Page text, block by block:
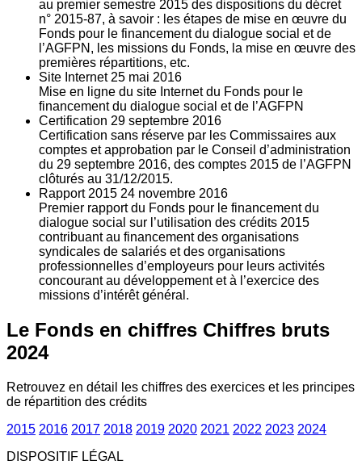
au premier semestre 2015 des dispositions du décret
n° 2015-87, à savoir : les étapes de mise en œuvre du
Fonds pour le financement du dialogue social et de
l’AGFPN, les missions du Fonds, la mise en œuvre des
premières répartitions, etc.
Site Internet 25 mai 2016
Mise en ligne du site Internet du Fonds pour le
financement du dialogue social et de l’AGFPN
Certification 29 septembre 2016
Certification sans réserve par les Commissaires aux
comptes et approbation par le Conseil d’administration
du 29 septembre 2016, des comptes 2015 de l’AGFPN
clôturés au 31/12/2015.
Rapport 2015 24 novembre 2016
Premier rapport du Fonds pour le financement du
dialogue social sur l’utilisation des crédits 2015
contribuant au financement des organisations
syndicales de salariés et des organisations
professionnelles d’employeurs pour leurs activités
concourant au développement et à l’exercice des
missions d’intérêt général.
Le Fonds en chiffres Chiffres bruts
2024
Retrouvez en détail les chiffres des exercices et les principes
de répartition des crédits
2015 2016 2017 2018 2019 2020 2021 2022 2023 2024
DISPOSITIF LÉGAL